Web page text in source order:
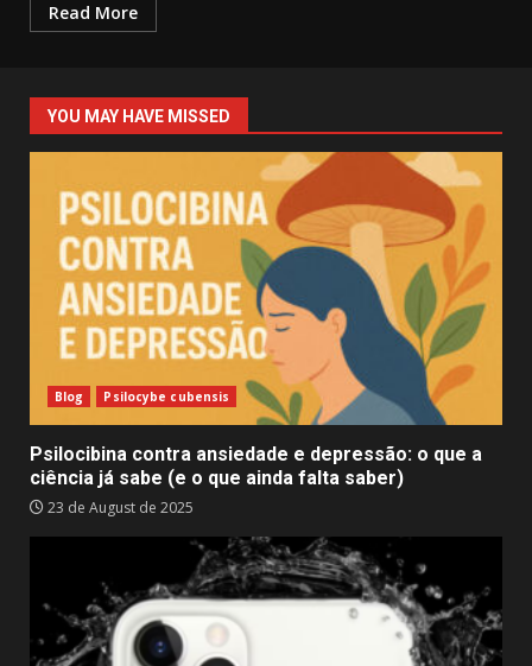
Read More
YOU MAY HAVE MISSED
Blog Psilocybe cubensis
Psilocibina contra ansiedade e depressão: o que a
ciência já sabe (e o que ainda falta saber)
23 de August de 2025